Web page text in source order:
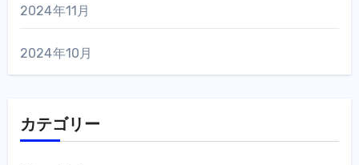
2024年11月
2024年10月
カテゴリー